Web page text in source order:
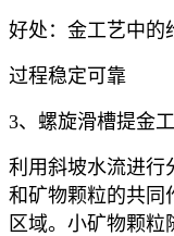
好处：金工艺中的
过程稳定可靠
3、螺旋滑槽提金
利用斜坡水流进行
和矿物颗粒的共同
区域。小矿物颗粒